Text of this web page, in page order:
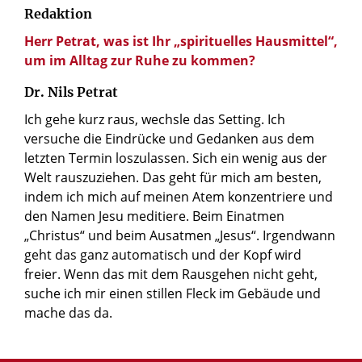
Redaktion
Herr Petrat, was ist Ihr „spirituelles Hausmittel“,
um im Alltag zur Ruhe zu kommen?
Dr. Nils Petrat
Ich gehe kurz raus, wechsle das Setting. Ich
versuche die Eindrücke und Gedanken aus dem
letzten Termin loszulassen. Sich ein wenig aus der
Welt rauszuziehen. Das geht für mich am besten,
indem ich mich auf meinen Atem konzentriere und
den Namen Jesu meditiere. Beim Einatmen
„Christus“ und beim Ausatmen „Jesus“. Irgendwann
geht das ganz automatisch und der Kopf wird
freier. Wenn das mit dem Rausgehen nicht geht,
suche ich mir einen stillen Fleck im Gebäude und
mache das da.